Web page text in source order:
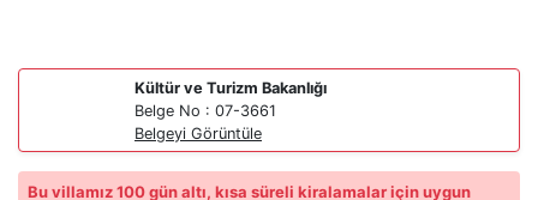
Kültür ve Turizm Bakanlığı
Belge No : 07-3661
Belgeyi Görüntüle
Bu villamız 100 gün altı, kısa süreli kiralamalar için uygun